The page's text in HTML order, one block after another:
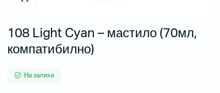
108 Light Cyan – мастило (70мл,
компатибилно)
На залиха